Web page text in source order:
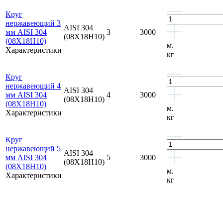
Круг
нержавеющий 3
мм AISI 304
(08Х18Н10)
Характеристики
AISI 304
(08Х18Н10)
3
3000
м.
кг
Круг
нержавеющий 4
мм AISI 304
(08Х18Н10)
Характеристики
AISI 304
(08Х18Н10)
4
3000
м.
кг
Круг
нержавеющий 5
мм AISI 304
(08Х18Н10)
Характеристики
AISI 304
(08Х18Н10)
5
3000
м.
кг